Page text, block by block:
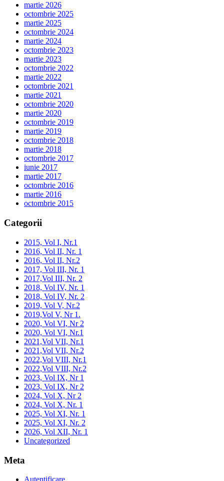
martie 2026
octombrie 2025
martie 2025
octombrie 2024
martie 2024
octombrie 2023
martie 2023
octombrie 2022
martie 2022
octombrie 2021
martie 2021
octombrie 2020
martie 2020
octombrie 2019
martie 2019
octombrie 2018
martie 2018
octombrie 2017
iunie 2017
martie 2017
octombrie 2016
martie 2016
octombrie 2015
Categorii
2015, Vol I, Nr.1
2016, Vol II, Nr. 1
2016, Vol II, Nr.2
2017, Vol III, Nr. 1
2017,Vol III, Nr. 2
2018, Vol IV, Nr. 1
2018, Vol IV, Nr. 2
2019, Vol V, Nr.2
2019,Vol V, Nr 1.
2020, Vol VI, Nr 2
2020, Vol VI, Nr.1
2021,Vol VII, Nr.1
2021,Vol VII, Nr.2
2022,Vol VIII, Nr.1
2022,Vol VIII, Nr.2
2023, Vol IX, Nr 1
2023, Vol IX, Nr 2
2024, Vol X, Nr 2
2024, Vol X, Nr. 1
2025, Vol XI, Nr. 1
2025, Vol XI, Nr. 2
2026, Vol XII, Nr. 1
Uncategorized
Meta